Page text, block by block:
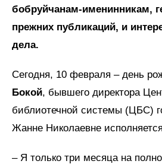
бобруйчанам-именинникам,
прежних публикаций, и
дела.
Сегодня, 10 февраля – день
Бокой, бывшего директора
библиотечной системы (ЦБС)
Жанне Николаевне
– Я только три месяца на